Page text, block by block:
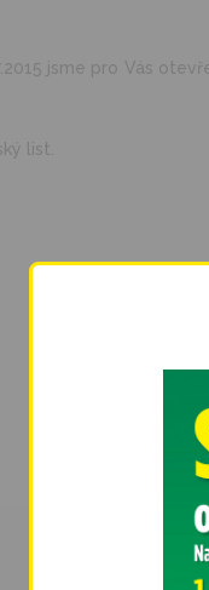
jsme pro Vás
list.